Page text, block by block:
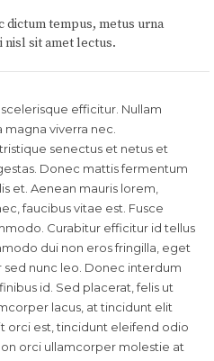
tempus, metus urna
nisl sit amet lectus.
efficitur. Nullam
magna viverra nec.
senectus et netus et
Donec mattis fermentum
et. Aenean mauris lorem,
faucibus vitae est. Fusce
Curabitur efficitur id tellus
dui non eros fringilla, eget
nunc leo. Donec interdum
id. Sed placerat, felis ut
lacus, at tincidunt elit
orci est, tincidunt eleifend odio
orci ullamcorper molestie at